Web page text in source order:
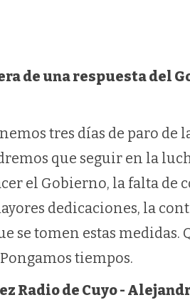
de una respuesta del
tres días de paro de
que seguir en la
el Gobierno, la falta de
dedicaciones, la
se tomen estas
tiempos.
Radio de Cuyo -